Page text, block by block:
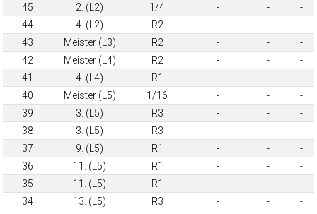
45
2. (L2) 1/4 - -
-
44
4. (L2) R2 - -
-
43
Meister (L3) R2 - -
-
42
Meister (L4) R2 - -
-
41
4. (L4) R1 - -
-
40
Meister (L5) 1/16 - -
-
39
3. (L5) R3 - -
-
38
3. (L5) R3 - -
-
37
9. (L5) R1 - -
-
36
11. (L5) R1 - -
-
35
11. (L5) R1 - -
-
34
13. (L5) R3 - - -